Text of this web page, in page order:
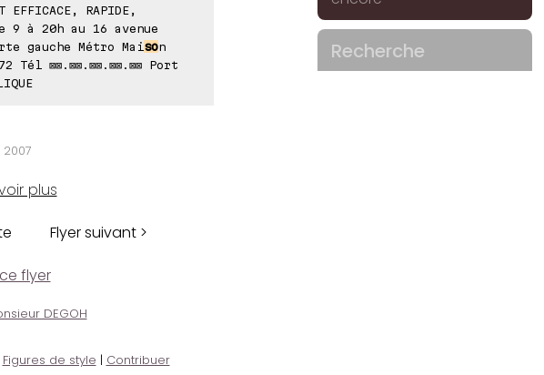
RAPIDE,
9 à 20h au 16 avenue
gauche Métro Mai son
Tél ⊠⊠.⊠⊠.⊠⊠.⊠⊠.⊠⊠ Port
plus
Flyer suivant >
flyer
DEGOH
Figures de style | Contribuer
Recherche